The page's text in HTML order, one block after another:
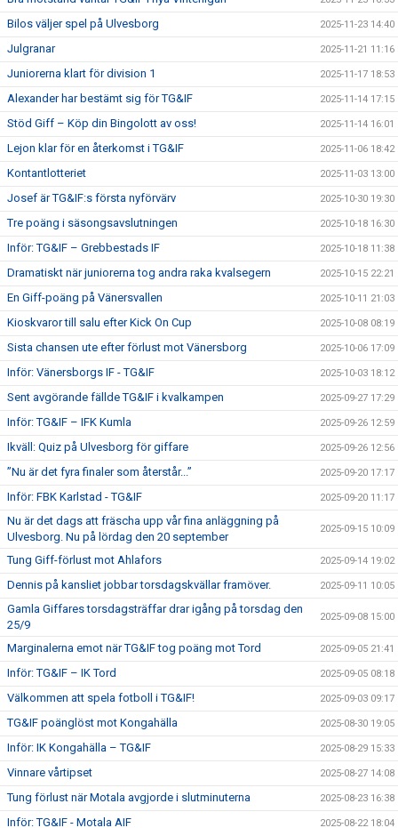
Bilos väljer spel på Ulvesborg 2025-11-23 14:40
Julgranar 2025-11-21 11:16
Juniorerna klart för division 1 2025-11-17 18:53
Alexander har bestämt sig för TG&IF 2025-11-14 17:15
Stöd Giff – Köp din Bingolott av oss! 2025-11-14 16:01
Lejon klar för en återkomst i TG&IF 2025-11-06 18:42
Kontantlotteriet 2025-11-03 13:00
Josef är TG&IF:s första nyförvärv 2025-10-30 19:30
Tre poäng i säsongsavslutningen 2025-10-18 16:30
Inför: TG&IF – Grebbestads IF 2025-10-18 11:38
Dramatiskt när juniorerna tog andra raka kvalsegern 2025-10-15 22:21
En Giff-poäng på Vänersvallen 2025-10-11 21:03
Kioskvaror till salu efter Kick On Cup 2025-10-08 08:19
Sista chansen ute efter förlust mot Vänersborg 2025-10-06 17:09
Inför: Vänersborgs IF - TG&IF 2025-10-03 18:12
Sent avgörande fällde TG&IF i kvalkampen 2025-09-27 17:29
Inför: TG&IF – IFK Kumla 2025-09-26 12:59
Ikväll: Quiz på Ulvesborg för giffare 2025-09-26 12:56
”Nu är det fyra finaler som återstår...” 2025-09-20 17:17
Inför: FBK Karlstad - TG&IF 2025-09-20 11:17
Nu är det dags att fräscha upp vår fina anläggning på
Ulvesborg. Nu på lördag den 20 september
2025-09-15 10:09
Tung Giff-förlust mot Ahlafors 2025-09-14 19:02
Dennis på kansliet jobbar torsdagskvällar framöver. 2025-09-11 10:05
Gamla Giffares torsdagsträffar drar igång på torsdag den
25/9
2025-09-08 15:00
Marginalerna emot när TG&IF tog poäng mot Tord 2025-09-05 21:41
Inför: TG&IF – IK Tord 2025-09-05 08:18
Välkommen att spela fotboll i TG&IF! 2025-09-03 09:17
TG&IF poänglöst mot Kongahälla 2025-08-30 19:05
Inför: IK Kongahälla – TG&IF 2025-08-29 15:33
Vinnare vårtipset 2025-08-27 14:08
Tung förlust när Motala avgjorde i slutminuterna 2025-08-23 16:38
Inför: TG&IF - Motala AIF 2025-08-22 18:04